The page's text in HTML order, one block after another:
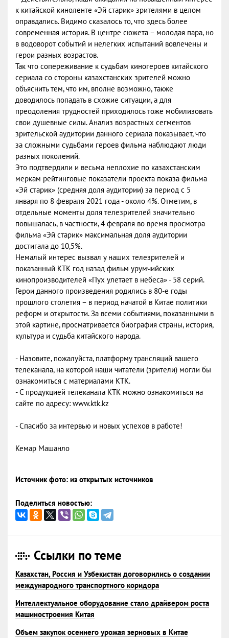
к китайской киноленте «Эй старик» зрителями в целом
оправдались. Видимо сказалось то, что здесь более
современная история. В центре сюжета – молодая пара, но
в водоворот событий и нелегких испытаний вовлечены и
герои разных возрастов.
Так что сопереживание к судьбам киногероев китайского
сериала со стороны казахстанских зрителей можно
объяснить тем, что им, вполне возможно, также
доводилось попадать в схожие ситуации, а для
преодоления трудностей приходилось тоже мобилизовать
свои душевные силы. Анализ возрастных сегментов
зрительской аудитории данного сериала показывает, что
за сложными судьбами героев фильма наблюдают люди
разных поколений.
Это подтвердили и весьма неплохие по казахстанским
меркам рейтинговые показатели проекта показа фильма
«Эй старик» (средняя доля аудитории) за период с 5
января по 8 февраля 2021 года - около 4%. Отметим, в
отдельные моменты доля телезрителей значительно
повышалась, в частности, 4 февраля во время просмотра
фильма «Эй старик» максимальная доля аудитории
достигала до 10,5%.
Немалый интерес вызвал у наших телезрителей и
показанный КТК год назад фильм урумчийских
кинопроизводителей «Пух улетает в небеса» - 58 серий.
Герои данного произведения родились в 80-е годы
прошлого столетия – в период начатой в Китае политики
реформ и открытости. За всеми событиями, показанными в
этой картине, просматривается биография страны, история,
культура и судьба китайского народа.
- Назовите, пожалуйста, платформу трансляций вашего
телеканала, на которой наши читатели (зрители) могли бы
ознакомиться с материалами КТК.
- С продукцией телеканала КТК можно ознакомиться на
сайте по адресу: www.ktk.kz
- Спасибо за интервью и новых успехов в работе!
Кемар Машанло
Источник фото: из открытых источников
Поделиться новостью:
Ссылки по теме
Казахстан, Россия и Узбекистан договорились о создании
международного транспортного коридора
Интеллектуальное оборудование стало драйвером роста
машиностроения Китая
Объем закупок осеннего урожая зерновых в Китае